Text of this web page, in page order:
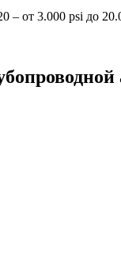
– от 3.000 psi до